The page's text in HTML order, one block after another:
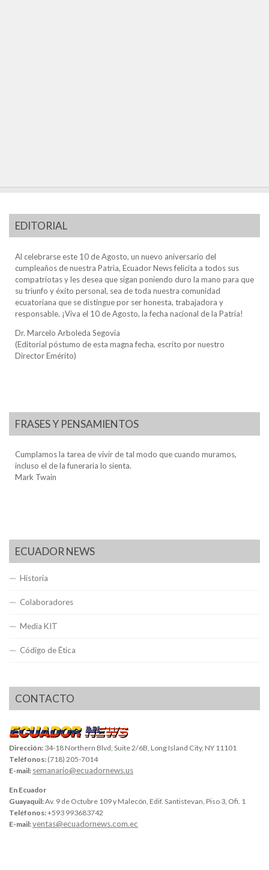
EDITORIAL
Al celebrarse este 10 de Agosto, un nuevo aniversario del
cumpleaños de nuestra Patria, Ecuador News felicita a todos sus
compatriotas y les desea que sigan poniendo duro la mano para que
su triunfo y éxito personal, sea de toda nuestra comunidad
ecuatoriana que se distingue por ser honesta, trabajadora y
responsable. ¡Viva el 10 de Agosto, la fecha nacional de la Patria!
Dr. Marcelo Arboleda Segovia
(Editorial póstumo de esta magna fecha, escrito por nuestro
Director Emérito)
FRASES Y PENSAMIENTOS
Cumplamos la tarea de vivir de tal modo que cuando muramos,
incluso el de la funeraria lo sienta.
Mark Twain
ECUADOR NEWS
Historia
Colaboradores
Media KIT
Código de Ética
CONTACTO
Dirección: 34-18 Northern Blvd, Suite 2/6B, Long Island City, NY 11101
Teléfonos: (718) 205-7014
E-mail: semanario@ecuadornews.us
En Ecuador
Guayaquil:Av. 9 de Octubre 109 y Malecón, Edif. Santistevan, Piso 3, Ofi. 1
Teléfonos:+593 993683742
E-mail:ventas@ecuadornews.com.ec